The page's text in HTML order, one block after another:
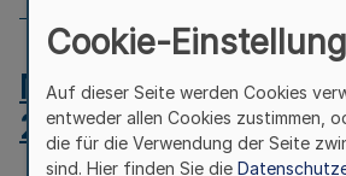
MB.NRW 2026 Nr.
24.07.2026
Cookie-
Auf dieser Seite werden Cookies
entweder allen Cookies zustimmen,
die für die Verwendung der Seite
sind. Hier finden Sie die